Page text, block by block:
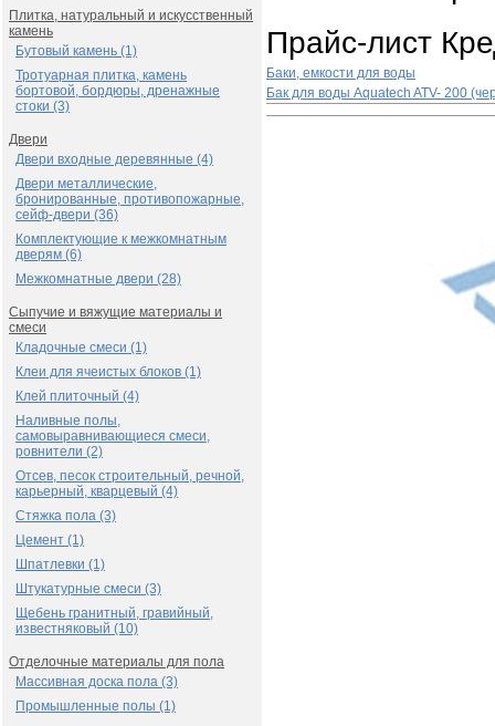
Плитка, натуральный и искусственный
камень
Бутовый камень (1)
Тротуарная плитка, камень
бортовой, бордюры, дренажные
стоки (3)
Двери
Двери входные деревянные (4)
Двери металлические,
бронированные, противопожарные,
сейф-двери (36)
Комплектующие к межкомнатным
дверям (6)
Межкомнатные двери (28)
Сыпучие и вяжущие материалы и
смеси
Кладочные смеси (1)
Клеи для ячеистых блоков (1)
Клей плиточный (4)
Наливные полы,
самовыравнивающиеся смеси,
ровнители (2)
Отсев, песок строительный, речной,
карьерный, кварцевый (4)
Стяжка пола (3)
Цемент (1)
Шпатлевки (1)
Штукатурные смеси (3)
Щебень гранитный, гравийный,
известняковый (10)
Отделочные материалы для пола
Массивная доска пола (3)
Промышленные полы (1)
Прайс-лист
Баки, емкости для воды
Бак для воды Aquatech ATV- 200